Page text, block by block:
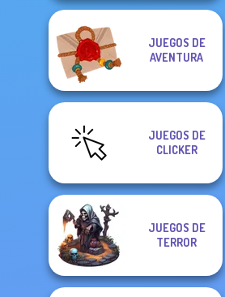
JUEGOS DE
AVENTURA
JUEGOS DE
CLICKER
JUEGOS DE
TERROR